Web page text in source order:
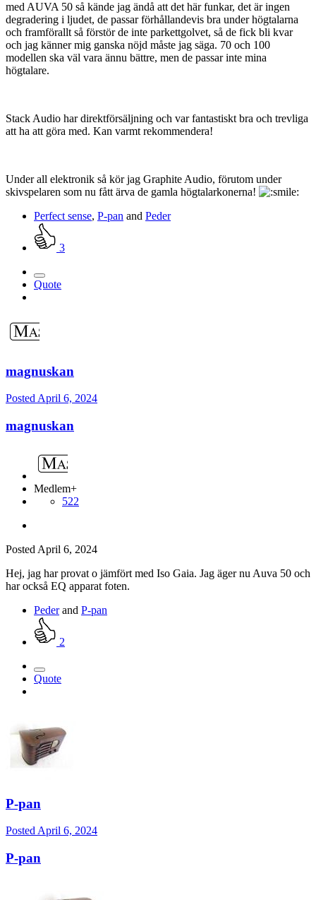
med AUVA 50 så kände jag ändå att det här funkar, det är ingen
degradering i ljudet, de passar förhållandevis bra under högtalarna
och framförallt så förstör de inte parkettgolvet, så de fick bli kvar
och jag känner mig ganska nöjd måste jag säga. 70 och 100
modellen ska väl vara ännu bättre, men de passar inte mina
högtalare.
Stack Audio har direktförsäljning och var fantastiskt bra och trevliga
att ha att göra med. Kan varmt rekommendera!
Under all elektronik så kör jag Graphite Audio, förutom under
skivspelaren som nu fått ärva de gamla högtalarkonerna!
Perfect sense, P-pan and Peder
3
Quote
magnuskan
PostedApril 6, 2024
magnuskan
Medlem+
522
Posted April 6, 2024
Hej, jag har provat o jämfört med Iso Gaia. Jag äger nu Auva 50 och
har också EQ apparat foten.
Pederand P-pan
2
Quote
P-pan
Posted April 6, 2024
P-pan